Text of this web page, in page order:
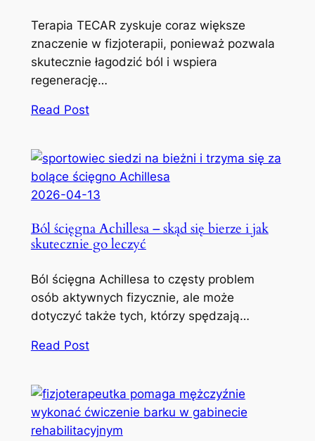
Terapia TECAR zyskuje coraz większe
znaczenie w fizjoterapii, ponieważ pozwala
skutecznie łagodzić ból i wspiera
regenerację…
Read Post
2026-04-13
Ból ścięgna Achillesa – skąd się bierze i jak
skutecznie go leczyć
Ból ścięgna Achillesa to częsty problem
osób aktywnych fizycznie, ale może
dotyczyć także tych, którzy spędzają…
Read Post